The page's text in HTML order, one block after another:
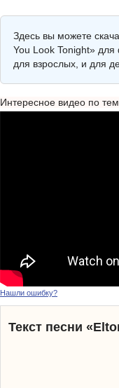
Здесь вы можете
You Look Tonight»
для взрослых, и для
Интересное видео по
Нашли ошибку?
Текст песни